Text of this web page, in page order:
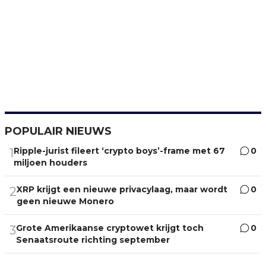
POPULAIR NIEUWS
1Ripple-jurist fileert ‘crypto boys’-frame met 67
miljoen houders
0
2XRP krijgt een nieuwe privacylaag, maar wordt
geen nieuwe Monero
0
3Grote Amerikaanse cryptowet krijgt toch
Senaatsroute richting september
0